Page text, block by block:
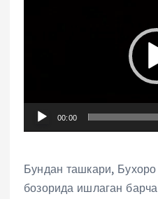
l
00:00
Бундан ташкари,
бозорида ишлаган